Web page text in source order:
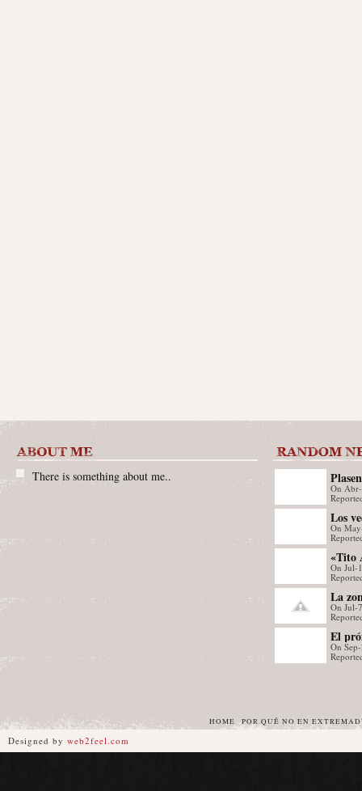
There is something about me..
On
Los
On
«Tito
On Jul-
La
On Jul-
El
On
HOME POR QUÉ NO EN
Designed by web2feel.com